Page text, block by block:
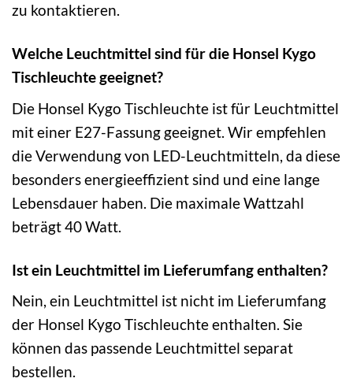
zu kontaktieren.
Welche Leuchtmittel sind für die Honsel Kygo
Tischleuchte geeignet?
Die Honsel Kygo Tischleuchte ist für Leuchtmittel
mit einer E27-Fassung geeignet. Wir empfehlen
die Verwendung von LED-Leuchtmitteln, da diese
besonders energieeffizient sind und eine lange
Lebensdauer haben. Die maximale Wattzahl
beträgt 40 Watt.
Ist ein Leuchtmittel im Lieferumfang enthalten?
Nein, ein Leuchtmittel ist nicht im Lieferumfang
der Honsel Kygo Tischleuchte enthalten. Sie
können das passende Leuchtmittel separat
bestellen.